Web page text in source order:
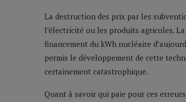
La destruction des prix par les
l’électricité ou les produits agricoles.
financement du kWh nucléaire
permis le développement de cette
certainement catastrophique.
Quant à savoir qui paie pour ces